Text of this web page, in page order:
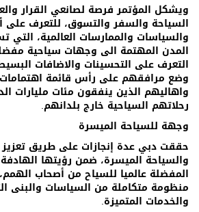
ويشكل المؤتمر فرصة لصانعي القرار
السياحة والسفر والتسوق، للتعرف على
والسياسات والممارسات العالمية،
المدن المهتمة الى وجهات سياحية
التعرف على التحسينات والاضافات
وضع مرافقهم على رأس قائمة اهتمامات
واهاليهم الذين ينفقون مئات مليارات
رحلاتهم السياحية خارج بلدانهم.
وجهة للسياحة الميسرة
حققت دبي عدة إنجازات على طريق
والسياحة الميسرة، ضمن رؤيتها
المفضلة عالميا للسياح من أصحاب
منظومة متكاملة من السياسات والبنى
والخدمات المتميزة.